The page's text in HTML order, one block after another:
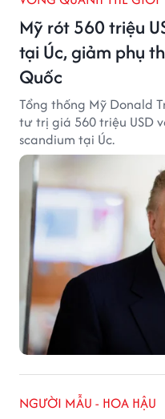
Mỹ rót 560 triệu
tại Úc, giảm phụ
Quốc
Tổng thống Mỹ Donald
tư trị giá 560 triệu USD
scandium tại Úc.
NGƯỜI MẪU - HOA HẬU